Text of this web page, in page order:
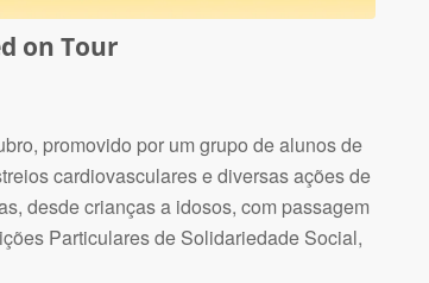
on Tour
promovido por um grupo de alunos de
cardiovasculares e diversas ações de
desde crianças a idosos, com passagem
Particulares de Solidariedade Social,